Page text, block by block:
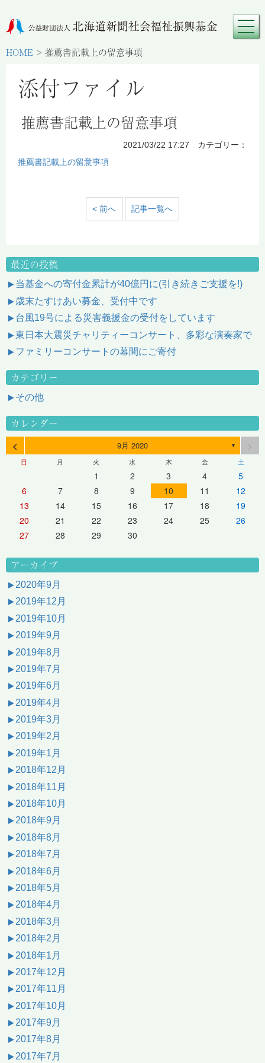
HOME > 推薦書記載上の留意事項
添付ファイル
推薦書記載上の留意事項
2021/03/22 17:27 カテゴリー：
推薦書記載上の留意事項
< 前へ 記事一覧へ
最近の投稿
当基金への寄付金累計が40億円に(引き続きご支援を!)
歳末たすけあい募金、受付中です
台風19号による災害義援金の受付をしています
東日本大震災チャリティーコンサート、多彩な演奏家で
ファミリーコンサートの幕間にご寄付
カテゴリー
その他
カレンダー
< 9月 2020 ▼
日 月 火 水 木 金 土
1 2 3 4
5
6
7 8 9 10 11
12
13
14 15 16 17 18
19
20
21 22 23 24 25
26
27
28 29 30
アーカイブ
2020年9月
2019年12月
2019年10月
2019年9月
2019年8月
2019年7月
2019年6月
2019年4月
2019年3月
2019年2月
2019年1月
2018年12月
2018年11月
2018年10月
2018年9月
2018年8月
2018年7月
2018年6月
2018年5月
2018年4月
2018年3月
2018年2月
2018年1月
2017年12月
2017年11月
2017年10月
2017年9月
2017年8月
2017年7月